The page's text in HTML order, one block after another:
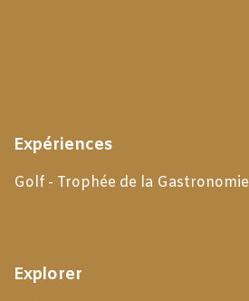
Expériences
Golf - Trophée de la Gastronomie
Explorer